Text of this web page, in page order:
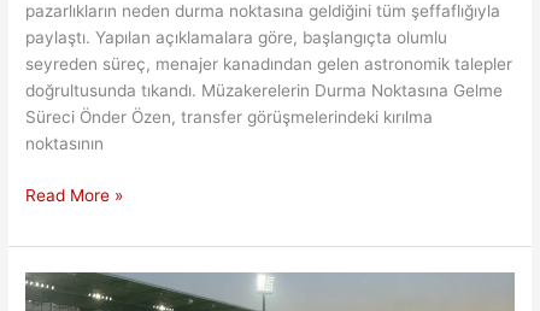
pazarlıkların neden durma noktasına geldiğini tüm şeffaflığıyla
paylaştı. Yapılan açıklamalara göre, başlangıçta olumlu
seyreden süreç, menajer kanadından gelen astronomik talepler
doğrultusunda tıkandı. Müzakerelerin Durma Noktasına Gelme
Süreci Önder Özen, transfer görüşmelerindeki kırılma
noktasının
Kartal’ın
Operasyonu
Neden
Çıkmaza
Read More »